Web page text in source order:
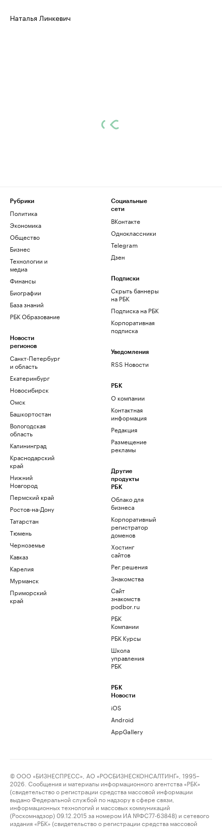
Наталья Линкевич
Рубрики
Политика
Экономика
Общество
Бизнес
Технологии и
медиа
Финансы
Биографии
База знаний
РБК Образование
Новости
регионов
Санкт-Петербург
и область
Екатеринбург
Новосибирск
Омск
Башкортостан
Вологодская
область
Калининград
Краснодарский
край
Нижний
Новгород
Пермский край
Ростов-на-Дону
Татарстан
Тюмень
Черноземье
Кавказ
Карелия
Мурманск
Приморский
край
Социальные
сети
ВКонтакте
Одноклассники
Telegram
Дзен
Подписки
Скрыть баннеры
на РБК
Подписка на РБК
Корпоративная
подписка
Уведомления
RSS Новости
РБК
О компании
Контактная
информация
Редакция
Размещение
рекламы
Другие
продукты
РБК
Облако для
бизнеса
Корпоративный
регистратор
доменов
Хостинг
сайтов
Рег.решения
Знакомства
Сайт
знакомств
podbor.ru
РБК
Компании
РБК Курсы
Школа
управления
РБК
РБК
Новости
iOS
Android
AppGallery
© ООО «БИЗНЕСПРЕСС», АО «РОСБИЗНЕСКОНСАЛТИНГ», 1995–
2026. Сообщения и материалы информационного агентства «РБК»
(свидетельство о регистрации средства массовой информации
выдано Федеральной службой по надзору в сфере связи,
информационных технологий и массовых коммуникаций
(Роскомнадзор) 09.12.2015 за номером ИА №ФС77-63848) и сетевого
издания «РБК» (свидетельство о регистрации средства массовой